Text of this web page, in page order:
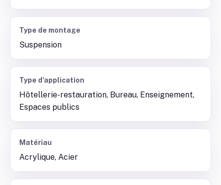
Type de montage
Suspension
Type d'application
Hôtellerie-restauration, Bureau, Enseignement,
Espaces publics
Matériau
Acrylique, Acier